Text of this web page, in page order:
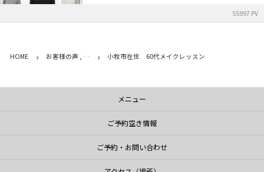
55997 PV
HOME お客様の声 , … 小牧市在住 60代メイクレッスン
メニュー
ご予約空き情報
ご予約・お問い合わせ